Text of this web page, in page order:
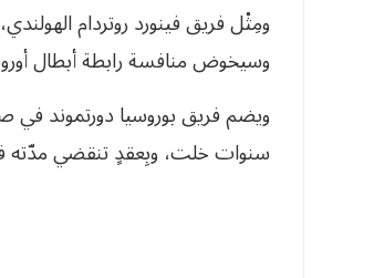
ومِثْل فريق فينورد روتردام
وسيخوض منافسة رابطة أبطال أوروبا نسخة
سنوات خلت، وبِعقدٍ تنقضي مدّته في